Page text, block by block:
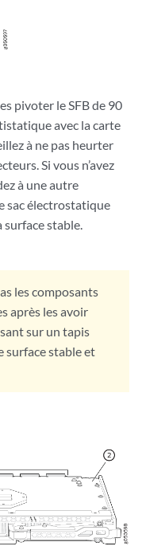
pivoter le SFB de 90
avec la carte
à ne pas heurter
Si vous n’avez
à une autre
sac électrostatique
surface stable.
les composants
après les avoir
sur un tapis
surface stable et